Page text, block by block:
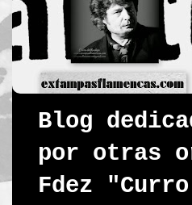
Blog
por otras
Fdez